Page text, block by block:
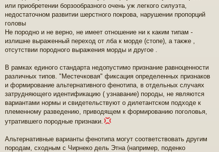
или приобретении борзообразного очень уж легкого силуэта,
недостаточном развитии шерстного покрова, нарушении пропорций
головы
Не породно и не верно, не имеет отношение ни к каким типам -
излишне выраженный переход от лба к морде (стопе), а также ,
отсутствии породного выражения морды и другое .
В рамках единого стандарта недопустимо признание равноценности
различных типов. "Местечковая" фиксация определенных признаков
и формирование альтернативного фенотипа, в отдельных случаях
затрудняющего идентификацию ( узнавание) породы, не являются
вариантами нормы и свидетельствуют о дилетантском подходе к
племенному разведению, приводящем к формированию поголовья,
утратившего породные признаки.
Альтернативные варианты фенотипа могут соответствовать другим
породам, сходным с Чирнеко дель Этна (например, поденко